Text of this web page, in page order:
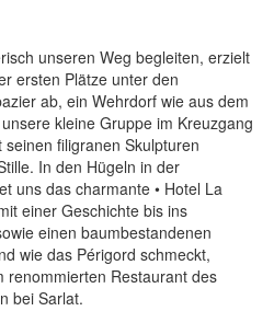
unseren Weg begleiten, erzielt
ersten Plätze unter den
ab, ein Wehrdorf wie aus dem
kleine Gruppe im Kreuzgang
filigranen Skulpturen
In den Hügeln in der
uns das charmante • Hotel La
einer Geschichte bis ins
einen baumbestandenen
wie das Périgord schmeckt,
renommierten Restaurant des
bei Sarlat.